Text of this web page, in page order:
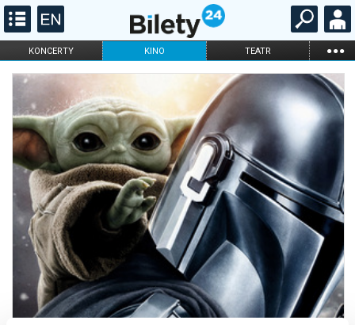
KONCERTY KINO TEATR ...
FILHARMONIA OPERA I BALET
STAND-UP
DLA DZIECI